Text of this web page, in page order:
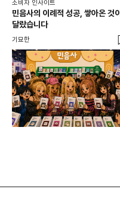
소비자 인사이트
민음사의 이례적 성공, 쌓아온 것이
달랐습니다
기묘한